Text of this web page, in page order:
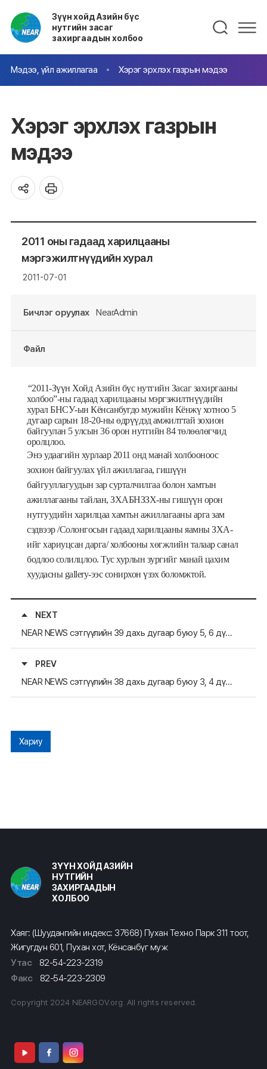
Зүүн хойд Азийн бүс
нутгийн засаг
захиргаадын холбоо
Мэдээ, үйл ажиллагаа Хэрэг эрхлэх газрын мэдээ
Хэрэг эрхлэх газрын
мэдээ
2011 оны гадаад харилцааны
мэргэжилтнүүдийн хурал
2011-07-01
Бичлэг оруулах NearAdmin
Файл
“2011-Зүүн Хойд Азийн бүс нутгийн Засаг захиргааны
холбоо”-ны гадаад харилцааны мэргэжилтнүүдийн
хурал БНСУ-ын Кёнсанбугдо мужийн Кёнжү хотноо 5
дугаар сарын 18-20-ны өдрүүдэд амжилттай зохион
байгуулан 5 улсын 36 орон нутгийн 84 төлөөлөгчид
оролцлоо.
Энэ удаагийн хурлаар 2011 онд манай холбооноос
зохион байгуулах үйл ажиллагаа, гишүүн
байгууллагуудын зар сурталчилгаа болон хамтын
ажиллагааны тайлан, ЗХАБНЗЗХ-ны гишүүн орон
нутгуудийн харилцаа хамтьн ажиллагааны арга зам
сэдвээр /Солонгосын гадаад харилцааны яамны ЗХА-
ийг хариуцсан дарга/ холбооны хөгжлийн талаар санал
бодлоо солилцлоо. Тус хурлын зургийг манай цахим
хуудасны gallery-ээс сонирхон үзэх боломжтой.
NEXT
NEAR NEWS сэтгүүлийн 39 дахь дугаар буюу 5, 6 дүгээр сарын нийтлэл хэвлэгдлээ
PREV
NEAR NEWS сэтгүүлийн 38 дахь дугаар буюу 3, 4 дүгээр сарын нийтлэл хэвлэгдлээ
Хариу
ЗҮҮН ХОЙД АЗИЙН
НУТГИЙН
ЗАХИРГААДЫН
ХОЛБОО
Хаяг: (Шуудангийн индекс: 37668) Пухан Техно Парк 311 тоот,
Жигугдун 601, Пухан хот, Кёнсанбүг муж
Утас
82-54-223-2319
Факс
82-54-223-2309
Copyright 2024 NEARGOV.org. All rights reserved.